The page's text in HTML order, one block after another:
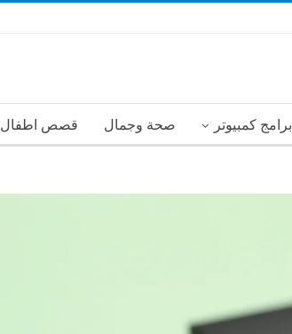
برامج كمبيوتر صحة وجمال قصص اطفال